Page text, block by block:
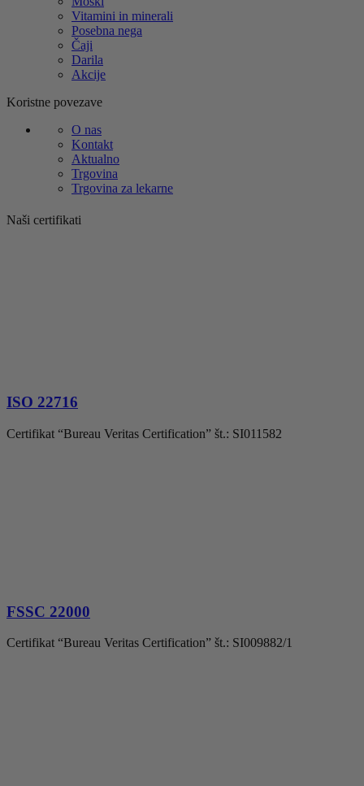
Vitamini in minerali
Posebna nega
Čaji
Darila
Akcije
Koristne povezave
O nas
Kontakt
Aktualno
Trgovina
Trgovina za lekarne
Naši certifikati
ISO 22716
Certifikat “Bureau Veritas Certification” št.: SI011582
FSSC 22000
Certifikat “Bureau Veritas Certification” št.: SI009882/1